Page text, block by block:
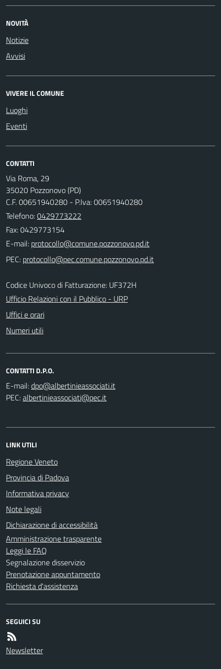
NOVITÀ
Notizie
Avvisi
VIVERE IL COMUNE
Luoghi
Eventi
CONTATTI
Via Roma, 29
35020 Pozzonovo (PD)
C.F. 00651940280 - P.Iva: 00651940280
Telefono:0429773222
Fax: 0429773154
E-mail:
PEC:
Codice Univoco di Fatturazione: UF372H
Ufficio Relazioni con il Pubblico - URP
Uffici e orari
Numeri utili
CONTATTI D.P.O.
E-mail:
PEC:
LINK UTILI
Regione Veneto
Provincia di Padova
Informativa privacy
Note legali
Dichiarazione di accessibilità
Amministrazione trasparente
Leggi le FAQ
Segnalazione disservizio
Prenotazione appuntamento
Richiesta d'assistenza
SEGUICI SU
Newsletter